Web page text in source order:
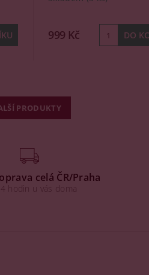
999 Kč
PRODUKTY
celá ČR/Praha
hodin u vás doma